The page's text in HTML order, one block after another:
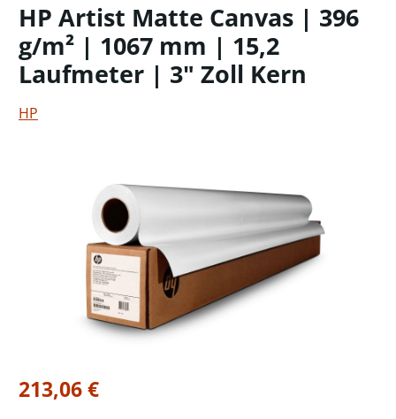
HP Artist Matte Canvas | 396
g/m² | 1067 mm | 15,2
Laufmeter | 3" Zoll Kern
HP
Regulärer Preis:
213,06 €